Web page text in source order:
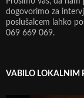
dogovorimo za
poslušalcem lahko
069 669 069.
VABILO LOKALNIM